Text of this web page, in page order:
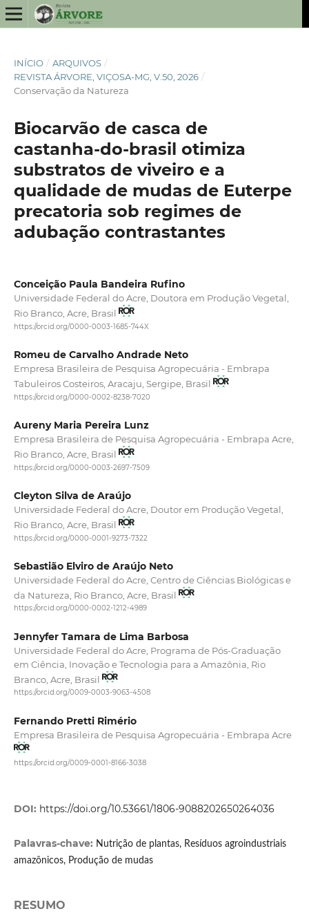
INÍCIO / ARQUIVOS /
REVISTA ÁRVORE, VIÇOSA-MG, V.50, 2026 /
Conservação da Natureza
Biocarvão de casca de
castanha-do-brasil otimiza
substratos de viveiro e a
qualidade de mudas de Euterpe
precatoria sob regimes de
adubação contrastantes
Conceição Paula Bandeira Rufino
Universidade Federal do Acre, Doutora em Produção Vegetal,
Rio Branco, Acre, Brasil
https://orcid.org/0000-0003-1685-744X
Romeu de Carvalho Andrade Neto
Empresa Brasileira de Pesquisa Agropecuária - Embrapa
Tabuleiros Costeiros, Aracaju, Sergipe, Brasil
https://orcid.org/0000-0002-8238-7020
Aureny Maria Pereira Lunz
Empresa Brasileira de Pesquisa Agropecuária - Embrapa Acre,
Rio Branco, Acre, Brasil
https://orcid.org/0000-0003-2697-7509
Cleyton Silva de Araújo
Universidade Federal do Acre, Doutor em Produção Vegetal,
Rio Branco, Acre, Brasil
https://orcid.org/0000-0001-9273-7322
Sebastião Elviro de Araújo Neto
Universidade Federal do Acre, Centro de Ciências Biológicas e
da Natureza, Rio Branco, Acre, Brasil
https://orcid.org/0000-0002-1212-4989
Jennyfer Tamara de Lima Barbosa
Universidade Federal do Acre, Programa de Pós-Graduação
em Ciência, Inovação e Tecnologia para a Amazônia, Rio
Branco, Acre, Brasil
https://orcid.org/0009-0003-9063-4508
Fernando Pretti Rimério
Empresa Brasileira de Pesquisa Agropecuária - Embrapa Acre
https://orcid.org/0009-0001-8166-3038
DOI: https://doi.org/10.53661/1806-9088202650264036
Palavras-chave: Nutrição de plantas, Resíduos agroindustriais
amazônicos, Produção de mudas
RESUMO